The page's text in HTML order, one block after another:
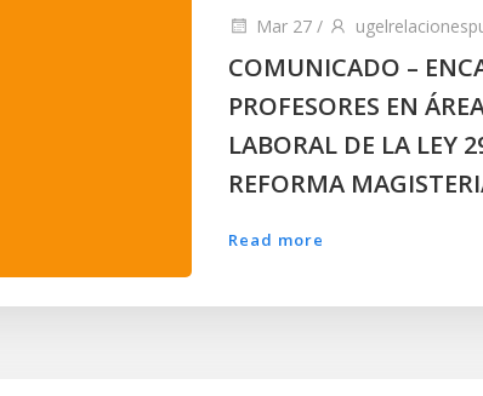
Mar 27 /
COMUNICADO –
PROFESORES EN
LABORAL DE LA LEY
REFORMA
Read more